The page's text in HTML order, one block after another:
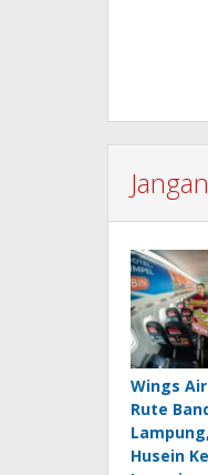
Wings
Rute
Husein